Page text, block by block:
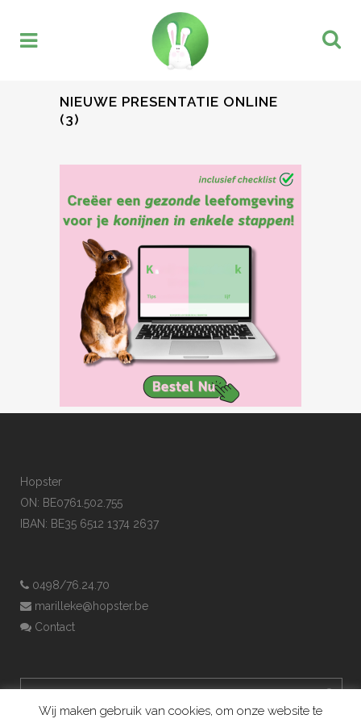
NIEUWE PRESENTATIE ONLINE
(3)
Hopster
ON: BE0761.502.755
IBAN: BE35 6512 1374 2637
0498/76.24.70
marilleke@hopster.be
Contact
Wij maken gebruik van cookies, om onze website te